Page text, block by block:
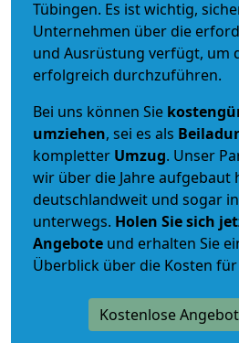
Tübingen. Es ist wichtig,
Unternehmen über die
und Ausrüstung verfügt, um
erfolgreich durchzuführen.
Bei uns können Sie
umziehen, sei es als
kompletter Umzug. Unser
wir über die Jahre aufgebaut
deutschlandweit und sogar
unterwegs. Holen Sie sich
Angebote und erhalten Sie
Überblick über die Kosten
Kostenlose